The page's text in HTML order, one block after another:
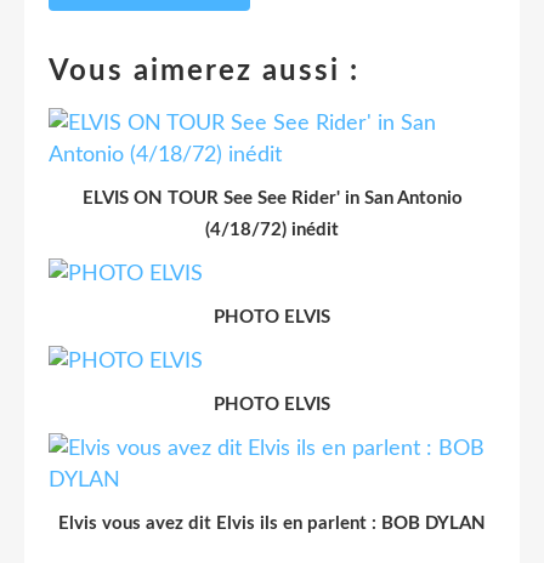
Vous aimerez aussi :
ELVIS ON TOUR See See Rider' in San Antonio
(4/18/72) inédit
PHOTO ELVIS
PHOTO ELVIS
Elvis vous avez dit Elvis ils en parlent : BOB DYLAN